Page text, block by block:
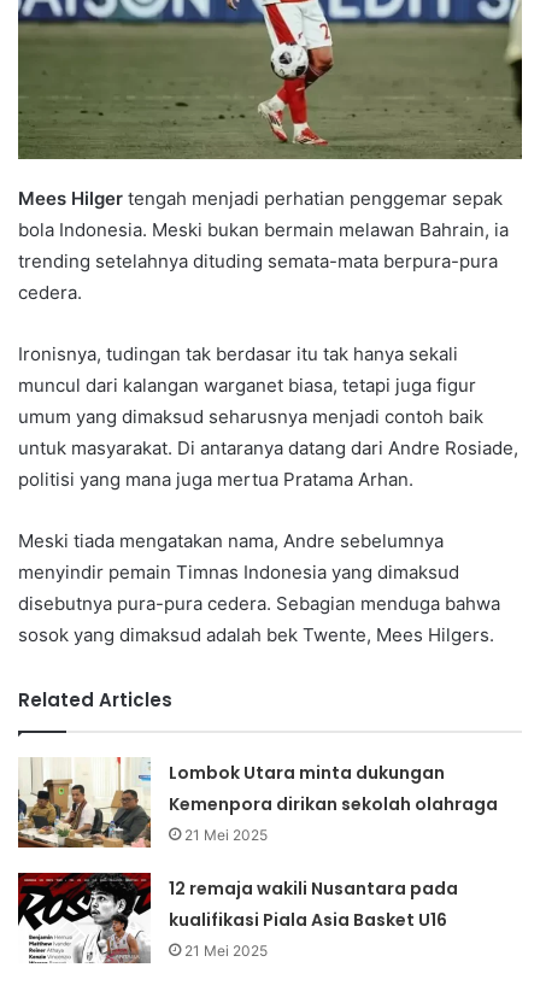
Mees Hilger tengah menjadi perhatian penggemar sepak
bola Indonesia. Meski bukan bermain melawan Bahrain, ia
trending setelahnya dituding semata-mata berpura-pura
cedera.
Ironisnya, tudingan tak berdasar itu tak hanya sekali
muncul dari kalangan warganet biasa, tetapi juga figur
umum yang dimaksud seharusnya menjadi contoh baik
untuk masyarakat. Di antaranya datang dari Andre Rosiade,
politisi yang mana juga mertua Pratama Arhan.
Meski tiada mengatakan nama, Andre sebelumnya
menyindir pemain Timnas Indonesia yang dimaksud
disebutnya pura-pura cedera. Sebagian menduga bahwa
sosok yang dimaksud adalah bek Twente, Mees Hilgers.
Related Articles
Lombok Utara minta dukungan
Kemenpora dirikan sekolah olahraga
21 Mei 2025
12 remaja wakili Nusantara pada
kualifikasi Piala Asia Basket U16
21 Mei 2025